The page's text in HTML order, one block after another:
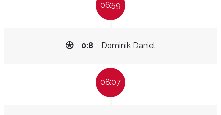
06:59
Dominik Daniel
0:8
08:07